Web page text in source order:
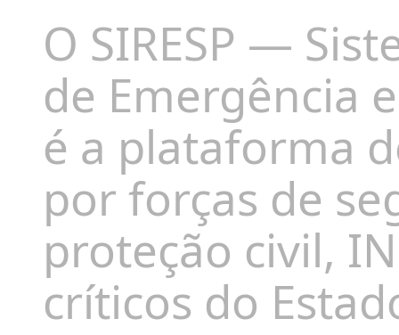
O SIRESP —
de Emergência
é a plataforma
por forças de
proteção civil,
críticos do